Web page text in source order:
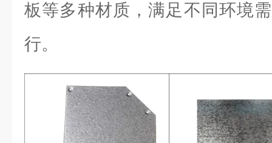
板等多种材质，满足不同环境
行。